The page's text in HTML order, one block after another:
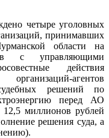
четыре уголовных
принимавших
области на
с управляющими
действия
агентов
решений по
перед АО
миллионов рублей
решения суда, а